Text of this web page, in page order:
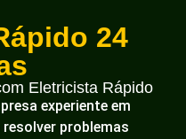
24
Eletricista Rápido
experiente em
problemas